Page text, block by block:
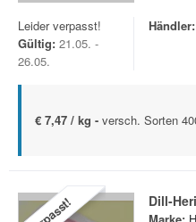
Leider verpasst!
Gültig: 21.05. -
26.05.
Händler:
€ 7,47 / kg - versch. Sorten
Dill-